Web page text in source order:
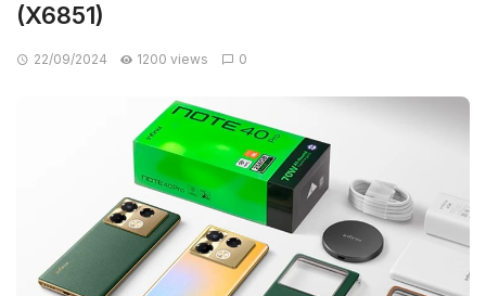
(X6851)
22/09/2024 1200 views 0